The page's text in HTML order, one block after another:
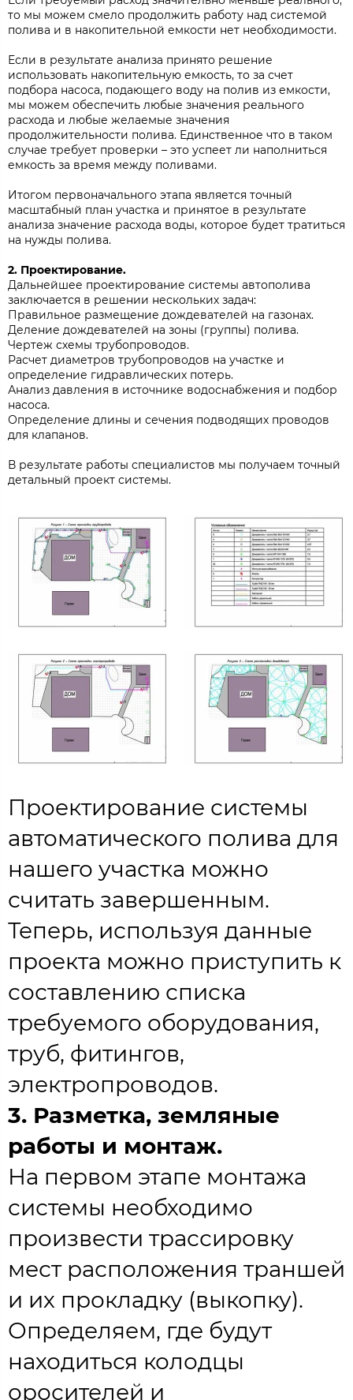
то мы можем смело продолжить работу над системой
полива и в накопительной емкости нет необходимости.
Если в результате анализа принято решение
использовать накопительную емкость, то за счет
подбора насоса, подающего воду на полив из емкости,
мы можем обеспечить любые значения реального
расхода и любые желаемые значения
продолжительности полива. Единственное что в таком
случае требует проверки – это успеет ли наполниться
емкость за время между поливами.
Итогом первоначального этапа является точный
масштабный план участка и принятое в результате
анализа значение расхода воды, которое будет тратиться
на нужды полива.
2. Проектирование.
Дальнейшее проектирование системы автополива
заключается в решении нескольких задач:
Правильное размещение дождевателей на газонах.
Деление дождевателей на зоны (группы) полива.
Чертеж схемы трубопроводов.
Расчет диаметров трубопроводов на участке и
определение гидравлических потерь.
Анализ давления в источнике водоснабжения и подбор
насоса.
Определение длины и сечения подводящих проводов
для клапанов.
В результате работы специалистов мы получаем точный
детальный проект системы.
Проектирование системы
автоматического полива для
нашего участка можно
считать завершенным.
Теперь, используя данные
проекта можно приступить к
составлению списка
требуемого оборудования,
труб, фитингов,
электропроводов.
3. Разметка, земляные
работы и монтаж.
На первом этапе монтажа
системы необходимо
произвести трассировку
мест расположения траншей
и их прокладку (выкопку).
Определяем, где будут
находиться колодцы
оросителей и